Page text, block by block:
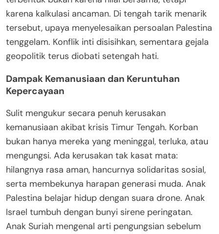
karena kalkulasi ancaman. Di tengah tarik menarik
tersebut, upaya menyelesaikan persoalan Palestina
tenggelam. Konflik inti disisihkan, sementara gejala
geopolitik terus diobati setengah hati.
Dampak Kemanusiaan dan Keruntuhan
Kepercayaan
Sulit mengukur secara penuh kerusakan
kemanusiaan akibat krisis Timur Tengah. Korban
bukan hanya mereka yang meninggal, terluka, atau
mengungsi. Ada kerusakan tak kasat mata:
hilangnya rasa aman, hancurnya solidaritas sosial,
serta membekunya harapan generasi muda. Anak
Palestina belajar hidup dengan suara drone. Anak
Israel tumbuh dengan bunyi sirene peringatan.
Anak Suriah mengenal arti pengungsian sebelum